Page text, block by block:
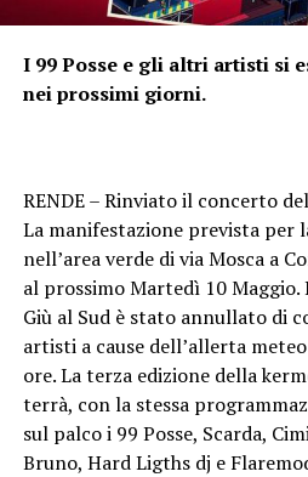
I 99 ‪Posse e gli altri artisti si
nei prossimi giorni.
RENDE – Rinviato il concerto
La manifestazione prevista per
nell’area verde di via Mosca a
al prossimo Martedì 10 Maggio.
Giù al Sud è stato annullato di
artisti a cause dell’allerta
ore. La terza edizione della
terrà, con la stessa
sul palco i 99 Posse, Scarda,
Bruno, Hard Ligths dj e